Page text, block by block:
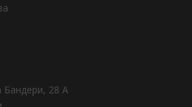
Бандери, 28 А